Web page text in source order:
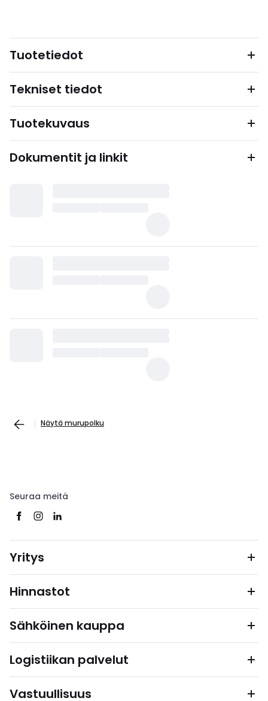
Tuotetiedot
Tekniset tiedot
Tuotekuvaus
Dokumentit ja linkit
Näytä murupolku
Seuraa meitä
Yritys
Hinnastot
Sähköinen kauppa
Logistiikan palvelut
Vastuullisuus